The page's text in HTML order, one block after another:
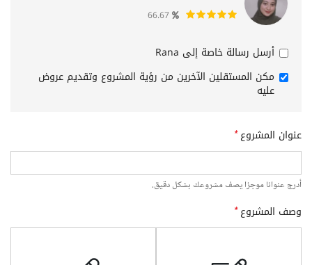
أرسل رسالة خاصة إلى Rana
مكن المستقلين الآخرين من رؤية المشروع وتقديم عروض
عليه
عنوان المشروع*
أدرج عنوانا موجزا يصف مشروعك بشكل دقيق.
وصف المشروع*